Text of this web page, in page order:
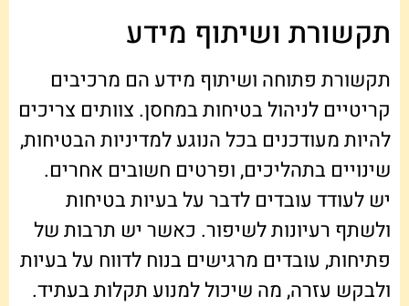
תקשורת ושיתוף מידע
תקשורת פתוחה ושיתוף מידע הם מרכיבים
קריטיים לניהול בטיחות במחסן. צוותים צריכים
להיות מעודכנים בכל הנוגע למדיניות הבטיחות,
שינויים בתהליכים, ופרטים חשובים אחרים.
יש לעודד עובדים לדבר על בעיות בטיחות
ולשתף רעיונות לשיפור. כאשר יש תרבות של
פתיחות, עובדים מרגישים בנוח לדווח על בעיות
ולבקש עזרה, מה שיכול למנוע תקלות בעתיד.